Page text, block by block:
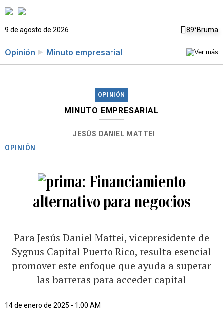
9 de agosto de 2026 89°Bruma
Opinión Minuto empresarial
OPINIÓN
MINUTO EMPRESARIAL
JESÚS DANIEL MATTEI
OPINIÓN
Financiamiento
alternativo para negocios
Para Jesús Daniel Mattei, vicepresidente de
Sygnus Capital Puerto Rico, resulta esencial
promover este enfoque que ayuda a superar
las barreras para acceder capital
14 de enero de 2025 - 1:00 AM